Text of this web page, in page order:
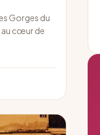
Gorges du
au cœur de